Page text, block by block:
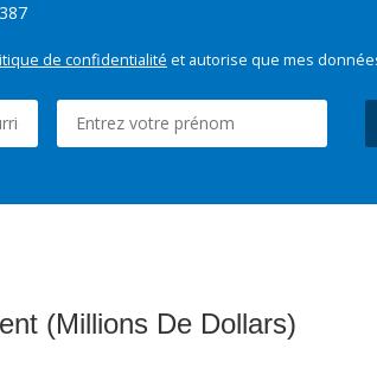
de confidentialité et autorise que mes
(Millions De Dollars)